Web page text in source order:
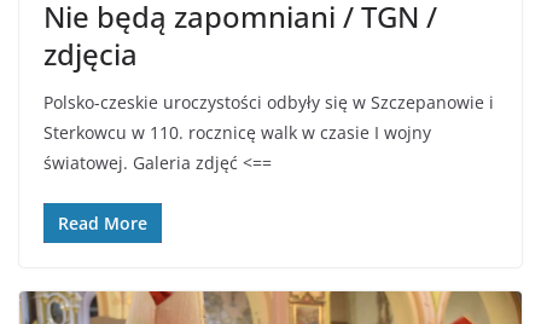
Nie będą zapomniani / TGN /
zdjęcia
Polsko-czeskie uroczystości odbyły się w Szczepanowie i
Sterkowcu w 110. rocznicę walk w czasie I wojny
światowej. Galeria zdjęć <==
Read More